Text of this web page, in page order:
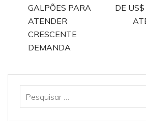
GALPÕES PARA
ATENDER
CRESCENTE
DEMANDA
DE